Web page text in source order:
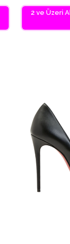
2 ve Üzeri